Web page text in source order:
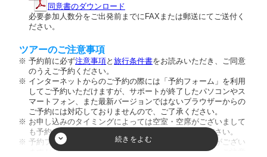
同意書のダウンロード
必要参加人数分をご出発前までにFAXまたは郵送にてご送付く
ださい。
ツアーのご注意事項
予約前に必ず注意事項と旅行条件書をお読みいただき、ご同意
のうえご予約ください。
インターネットからのご予約の際には「予約フォーム」を利用
してご予約いただけますが、サポートが終了したパソコンやス
マートフォン、また最新バージョンではないブラウザーからの
ご予約には対応しておりませんので、ご了承ください。
お申し込みのタイミングによっては空室・空席がございまして
も予約が成立しない場合がございますのでご了承ください。
予約フォーム内の人数欄に幼児のお客様の人数入力枠がござい
ますが、ご入力頂きましてもご人数に反映致しません。ご注意